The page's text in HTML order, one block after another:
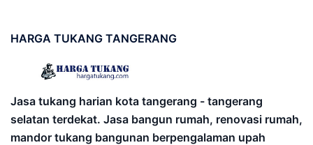
HARGA TUKANG TANGERANG
Jasa tukang harian kota tangerang - tangerang
selatan terdekat. Jasa bangun rumah, renovasi rumah,
mandor tukang bangunan berpengalaman upah